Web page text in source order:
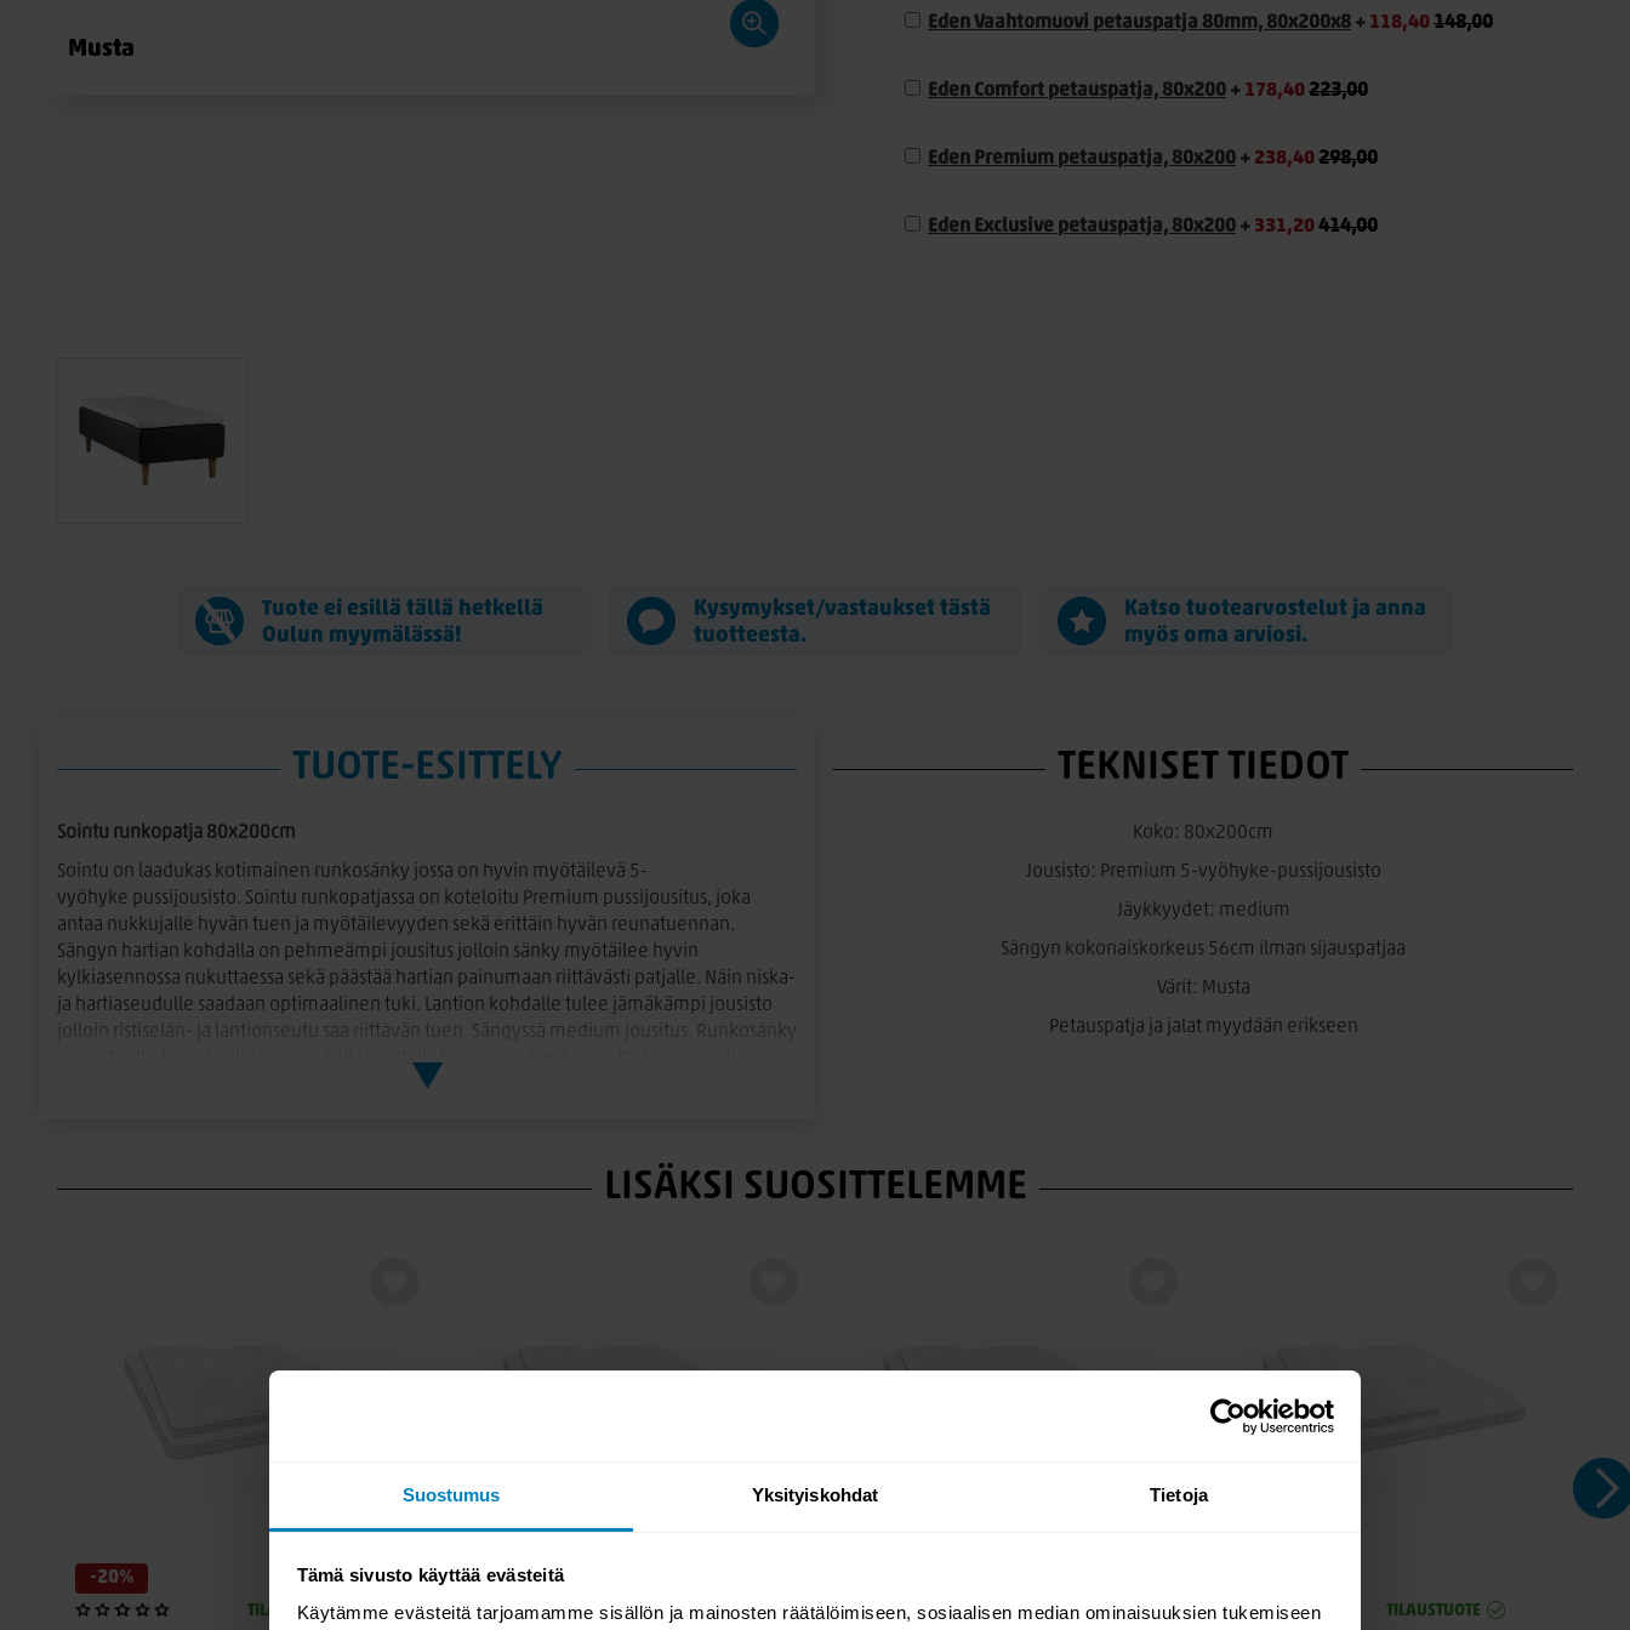
Suostumus Yksityiskohdat Tietoja
Tämä sivusto käyttää evästeitä
Käytämme evästeitä tarjoamamme sisällön ja mainosten räätälöimiseen, sosiaalisen median ominaisuuksien tukemiseen
Musta
Eden Vaahtomuovi petauspatja 80mm, 80x200x8 + 118,40148,00
Eden Comfort petauspatja, 80x200 + 178,40223,00
Eden Premium petauspatja, 80x200 + 238,40298,00
Eden Exclusive petauspatja, 80x200 + 331,20414,00
Tuote ei esillä tällä hetkellä
Oulun myymälässä!
Kysymykset/vastaukset tästä
tuotteesta.
Katso tuotearvostelut ja anna
myös oma arviosi.
TUOTE-ESITTELY
Sointu runkopatja 80x200cm
Sointu on laadukas kotimainen runkosänky jossa on hyvin myötäilevä 5-
vyöhyke pussijousisto. Sointu runkopatjassa on koteloitu Premium pussijousitus, joka
antaa nukkujalle hyvän tuen ja myötäilevyyden sekä erittäin hyvän reunatuennan.
Sängyn hartian kohdalla on pehmeämpi jousitus jolloin sänky myötäilee hyvin
kylkiasennossa nukuttaessa sekä päästää hartian painumaan riittävästi patjalle. Näin niska-
ja hartiaseudulle saadaan optimaalinen tuki. Lantion kohdalle tulee jämäkämpi jousisto
jolloin ristiselän- ja lantionseutu saa riittävän tuen. Sängyssä medium jousitus. Runkosänky
on verhoiltu tyylikkäällä laminoidulla mustalla huonekalukankaalla. Makuupinnoilla
mukaan. Jalkavaihtoehtona on Royal tammijalka.
TEKNISET TIEDOT
Koko: 80x200cm
Jousisto: Premium 5-vyöhyke-pussijousisto
Jäykkyydet: medium
Sängyn kokonaiskorkeus 56cm ilman sijauspatjaa
Värit: Musta
Petauspatja ja jalat myydään erikseen
LISÄKSI SUOSITTELEMME
-20%
TILAUSTUOTE
-20%
TILAUSTUOTE TILAUSTUOTE TILAUSTUOTE